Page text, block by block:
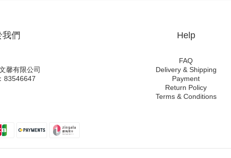
我們
馨有限公司
83546647
Help
FAQ
Delivery & Shipping
Payment
Return Policy
Terms & Conditions